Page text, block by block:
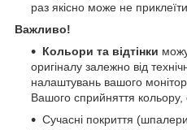
раз якісно може не
Важливо!
Кольори та відтінки
оригіналу залежно від
налаштувань вашого
Вашого сприйняття кольору,
Сучасні покриття